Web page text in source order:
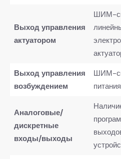
​Выход управления
актуатором​
ШИМ-
​Выход управления
возбуждением​
ШИМ-
​Аналоговые/
дискретные
входы/выходы​